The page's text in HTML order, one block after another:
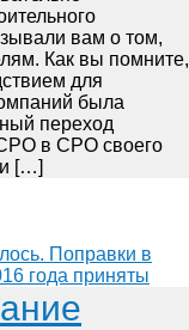
вам о том,
Как вы помните,
для
была
переход
в СРО своего
[…]